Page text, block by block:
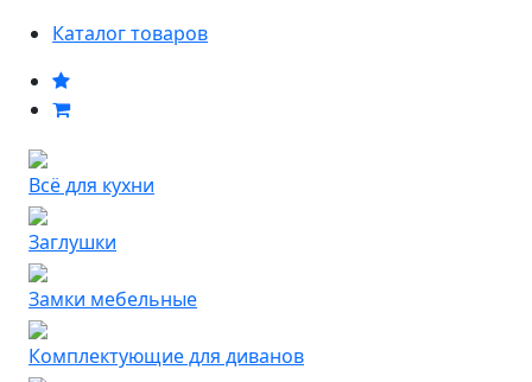
Каталог товаров
Всё для кухни
Заглушки
Замки мебельные
Комплектующие для диванов